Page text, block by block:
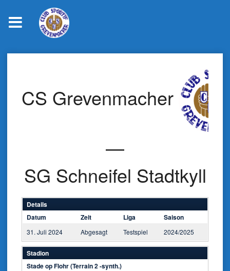
CS Grevenmacher
—
SG Schneifel Stadtkyll
Details
Datum
Zeit Liga Saison
31. Juli 2024 Abgesagt Testspiel 2024/2025
Stadion
Stade op Flohr (Terrain 2 -synth.)